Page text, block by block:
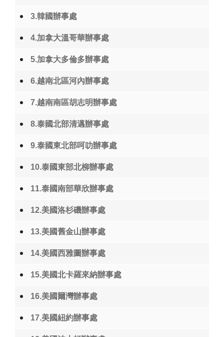
3.韓國辦事處
4.加拿大溫哥華辦事處
5.加拿大多倫多辦事處
6.越南北區河內辦事處
7.越南南區胡志明辦事處
8.泰國北部清邁辦事處
9.泰國東北部呵叻辦事處
10.泰國東部北柳辦事處
11.泰國南部華欣辦事處
12.美國洛杉磯辦事處
13.美國舊金山辦事處
14.美國西雅圖辦事處
15.美國北卡羅來納辦事處
16.美國爾灣辦事處
17.美國紐約辦事處